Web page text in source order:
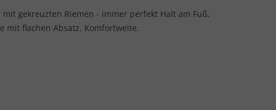
gekreuzten Riemen - immer perfekt Halt am Fuß.
mit flachen Absatz. Komfortweite.